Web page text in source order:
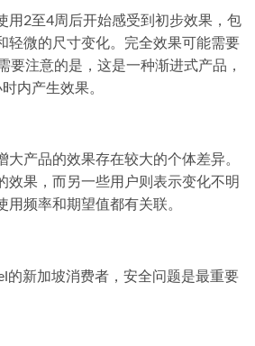
用2至4周后开始感受到初步效果，包
轻微的尺寸变化。完全效果可能需要
要注意的是，这是一种渐进式产品，
内产生效果。
大产品的效果存在较大的个体差异。
效果，而另一些用户则表示变化不明
用频率和期望值都有关联。
的新加坡消费者，安全问题是最重要